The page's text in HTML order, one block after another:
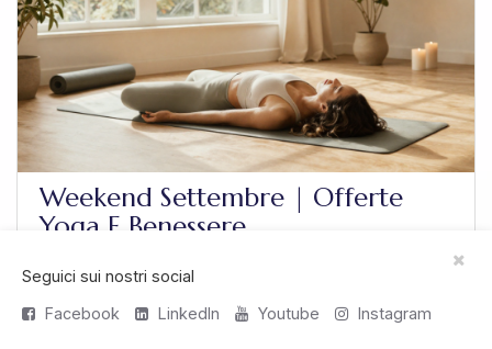
Weekend Settembre | Offerte
Yoga E Benessere
Cerchi weekend settembre? Scopri decine di offerte
per passare un week end di benessere a Settembre
Seguici sui nostri social
Facebook
LinkedIn Youtube Instagram